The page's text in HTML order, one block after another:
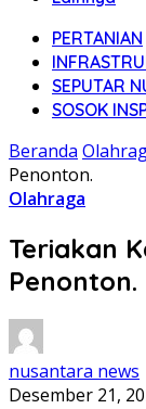
PERTANIAN
SEPUTAR
SOSOK
Beranda
Penonton.
Olahraga
Teriakan
Penonton.
nusantara news
Desember 21,